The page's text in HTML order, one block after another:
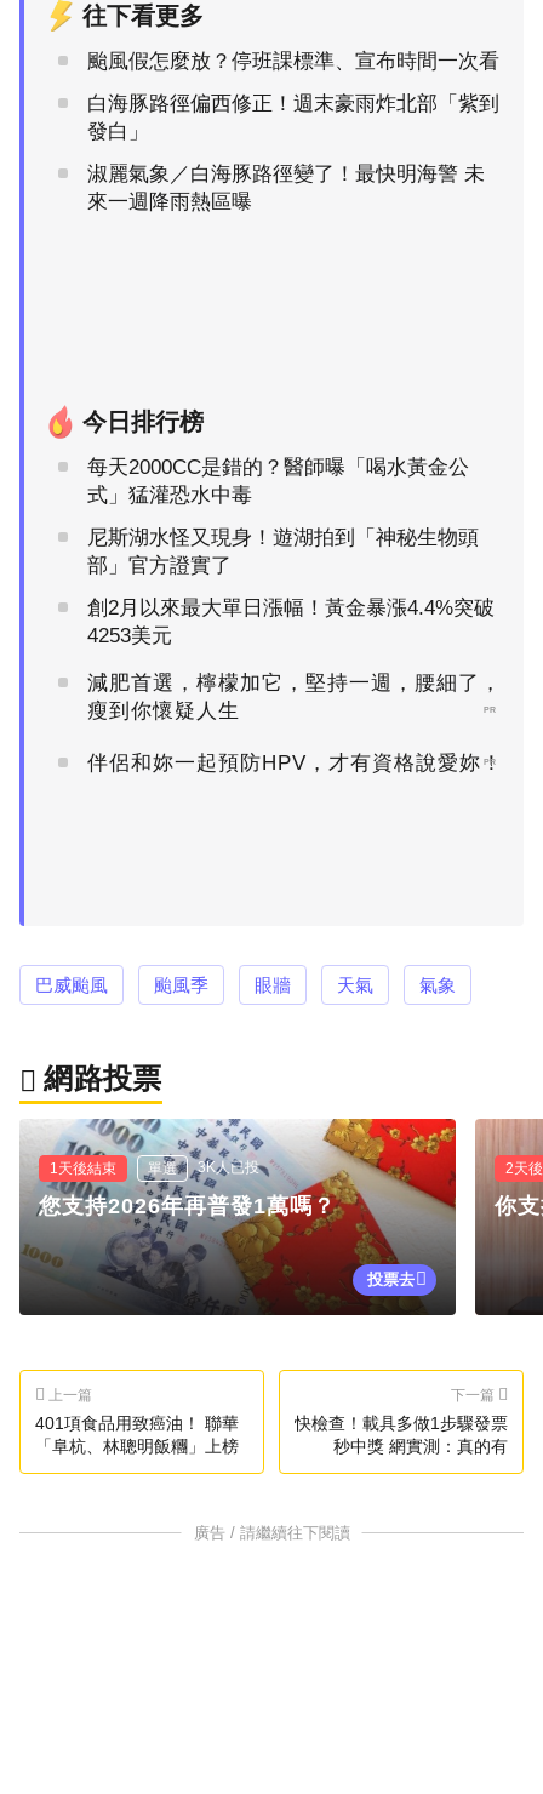
往下看更多
颱風假怎麼放？停班課標準、宣布時間一次看
白海豚路徑偏西修正！週末豪雨炸北部「紫到
發白」
淑麗氣象／白海豚路徑變了！最快明海警 未
來一週降雨熱區曝
今日排行榜
每天2000CC是錯的？醫師曝「喝水黃金公
式」猛灌恐水中毒
尼斯湖水怪又現身！遊湖拍到「神秘生物頭
部」官方證實了
創2月以來最大單日漲幅！黃金暴漲4.4%突破
4253美元
減肥首選，檸檬加它，堅持一週，腰細了，
瘦到你懷疑人生
PR
伴侶和妳一起預防HPV，才有資格說愛妳！
PR
巴威颱風 颱風季 眼牆 天氣 氣象
網路投票
1天後結束 單選 3K人已投
您支持2026年再普發1萬嗎？
投票去
2天
你
上一篇
401項食品用致癌油！ 聯華
「阜杭、林聰明飯糰」上榜
下一篇
快檢查！載具多做1步驟發票
秒中獎 網實測：真的有
廣告 / 請繼續往下閱讀